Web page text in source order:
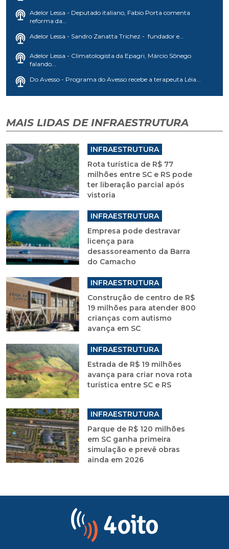
Adelor Lessa - Deputado italiano, Fabio Porta comenta
reforma da...
Adelor Lessa - Sandro Zanatta Trichez - fundador e...
Adelor Lessa - Climatologista da Epagri, Márcio Sônego
falando...
Do Avesso - Programa do Avesso recebe a terapeuta Léia...
MAIS LIDAS DE INFRAESTRUTURA
INFRAESTRUTURA
Rota turística de R$ 77
milhões entre SC e RS pode
ter liberação parcial após
vistoria
INFRAESTRUTURA
Empresa pode destravar
licença para
desassoreamento da Barra
do Camacho
INFRAESTRUTURA
Construção de centro de R$
19 milhões para atender 800
crianças com autismo
avança em SC
INFRAESTRUTURA
Estrada de R$ 19 milhões
avança para criar nova rota
turística entre SC e RS
INFRAESTRUTURA
Parque de R$ 120 milhões
em SC ganha primeira
simulação e prevê obras
ainda em 2026